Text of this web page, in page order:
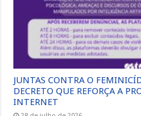
JUNTAS CONTRA O
DECRETO QUE REFORÇA A
INTERNET